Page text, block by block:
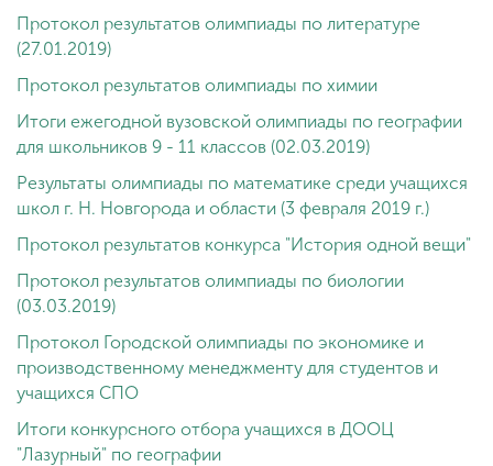
Обучение
Наука
Международная
деятельность
Другие виды
деятельности
Протокол результатов олимпиады по литературе
(27.01.2019)
Протокол результатов олимпиады по химии
Итоги ежегодной вузовской олимпиады по географии
для школьников 9 - 11 классов (02.03.2019)
Результаты олимпиады по математике среди учащихся
школ г. Н. Новгорода и области (3 февраля 2019 г.)
Протокол результатов конкурса "История одной вещи"
Протокол результатов олимпиады по биологии
(03.03.2019)
Протокол Городской олимпиады по экономике и
производственному менеджменту для студентов и
учащихся СПО
Итоги конкурсного отбора учащихся в ДООЦ
"Лазурный" по географии